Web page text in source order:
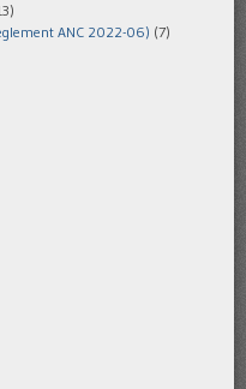
ANC 2022-06) (7)